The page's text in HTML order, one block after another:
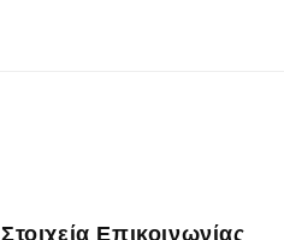
Στοιχεία Επικοινωνίας